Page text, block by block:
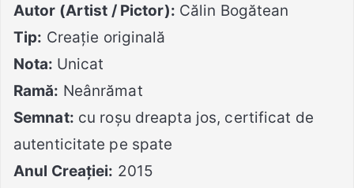
Autor (Artist / Pictor): Călin Bogătean
Tip: Creație originală
Nota: Unicat
Ramă: Neânrămat
Semnat: cu roșu dreapta jos, certificat de
autenticitate pe spate
Anul Creației: 2015